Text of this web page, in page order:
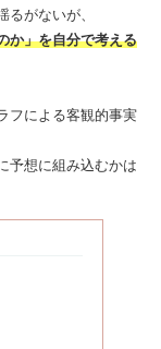
がないが、
か」を自分で考える
フによる客観的事実
予想に組み込むかは